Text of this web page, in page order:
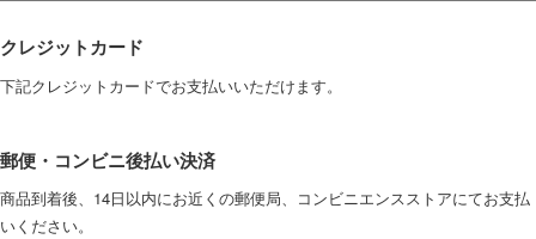
クレジットカード
下記クレジットカードでお支払いいただけます。
郵便・コンビニ後払い決済
商品到着後、14日以内にお近くの郵便局、コンビニエンスストアにてお支払
いください。